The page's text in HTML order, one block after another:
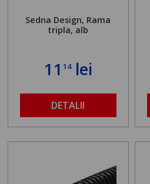
Sedna Design, Rama
tripla, alb
11 14lei
DETALII